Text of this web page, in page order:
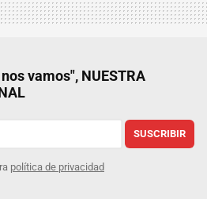
vamos", NUESTRA
SUSCRIBIR
política de privacidad